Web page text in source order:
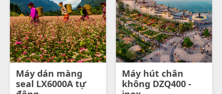
Máy dán màng
seal LX6000A tự
Máy hút chân
không DZQ400 -